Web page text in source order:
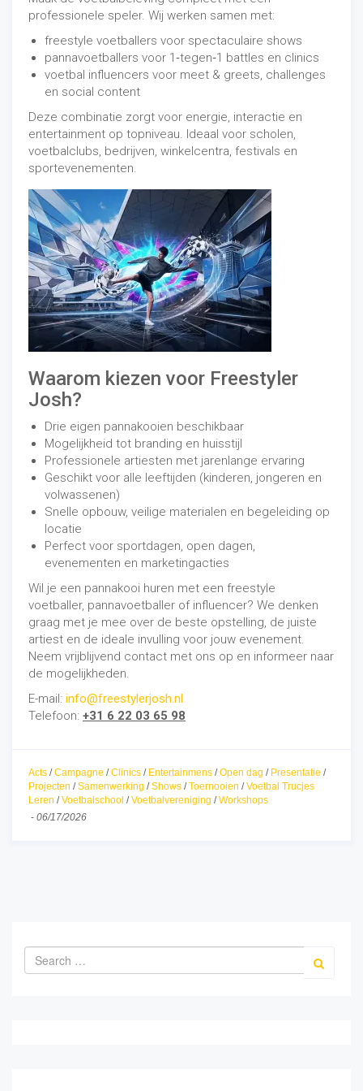
professionele speler. Wij werken samen met:
freestyle voetballers voor spectaculaire shows
pannavoetballers voor 1‑tegen‑1 battles en clinics
voetbal influencers voor meet & greets, challenges
en social content
Deze combinatie zorgt voor energie, interactie en
entertainment op topniveau. Ideaal voor scholen,
voetbalclubs, bedrijven, winkelcentra, festivals en
sportevenementen.
Waarom kiezen voor Freestyler
Josh?
Drie eigen pannakooien beschikbaar
Mogelijkheid tot branding en huisstijl
Professionele artiesten met jarenlange ervaring
Geschikt voor alle leeftijden (kinderen, jongeren en
volwassenen)
Snelle opbouw, veilige materialen en begeleiding op
locatie
Perfect voor sportdagen, open dagen,
evenementen en marketingacties
Wil je een pannakooi huren met een freestyle
voetballer, pannavoetballer of influencer? We denken
graag met je mee over de beste opstelling, de juiste
artiest en de ideale invulling voor jouw evenement.
Neem vrijblijvend contact met ons op en informeer naar
de mogelijkheden.
E-mail: info@freestylerjosh.nl
Telefoon: +31 6 22 03 65 98
Acts /Campagne /Clinics / Entertainmens /Open dag / Presentatie /
Projecten /Samenwerking /Shows /Toernooien /Voetbal Trucjes
Leren /Voetbalschool /Voetbalvereniging /Workshops
- 06/17/2026